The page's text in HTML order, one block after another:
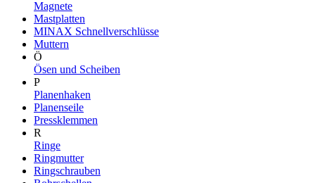
Magnete
Mastplatten
MINAX Schnellverschlüsse
Muttern
Ö
Ösen und Scheiben
P
Planenhaken
Planenseile
Pressklemmen
R
Ringe
Ringmutter
Ringschrauben